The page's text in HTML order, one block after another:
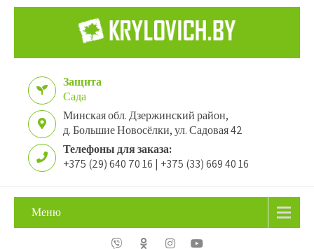
Защита
Сада
Минская обл. Дзержинский район,
д. Большие Новосёлки, ул. Садовая 42
Телефоны для заказа:
+375 (29) 640 70 16 | +375 (33) 669 40 16
Меню